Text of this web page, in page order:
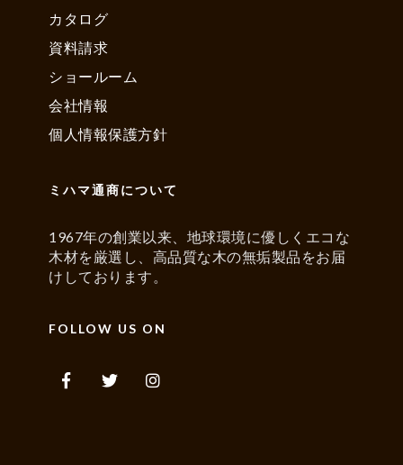
カタログ
資料請求
ショールーム
会社情報
個人情報保護方針
ミハマ通商について
1967年の創業以来、地球環境に優しくエコな
木材を厳選し、高品質な木の無垢製品をお届
けしております。
FOLLOW US ON